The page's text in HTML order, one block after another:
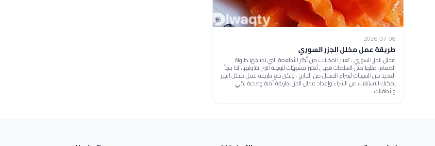
2026-07-08
طريقة عمل مخلل الجزر السوري
مخلل الجزر السوري ، تعتبر المخللات من أكثر الأطعمة التي تحتاجها طاولة
الطعام، مثلها مثل السلطات فهي تُعتبر مشهيّات للوجبة التي تتناوليها، لذا يلجأ
العديد من السيدات لشراء المخلل من الخارج ، ولكن مع طريقة عمل مخلل الجزر
يمكنك الاستغناء عن الشراء وإعداد مخلل الجزر بطريقة آمنة وصحية لكي
ولأطفالك.